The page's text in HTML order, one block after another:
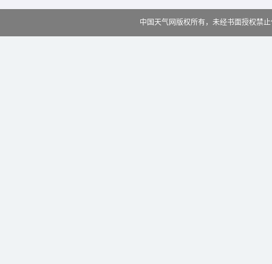
中国天气网版权所有，未经书面授权